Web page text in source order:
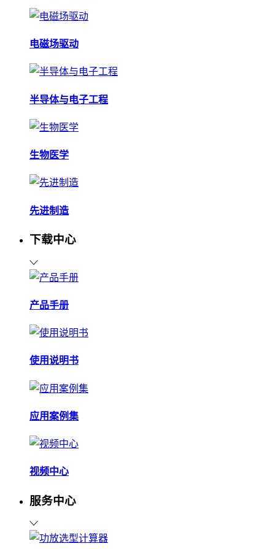
电磁场驱动
半导体与电子工程
生物医学
先进制造
下载中心
产品手册
使用说明书
应用案例集
视频中心
服务中心